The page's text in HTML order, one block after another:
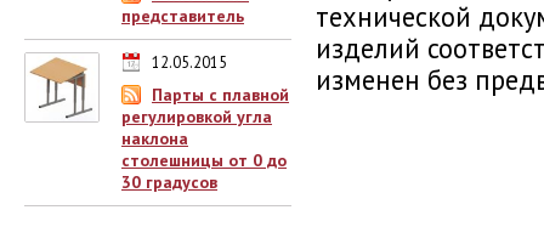
представитель
12.05.2015
Парты с плавной
регулировкой угла
наклона
столешницы от 0 до
30 градусов
технической
изделий
изменен без